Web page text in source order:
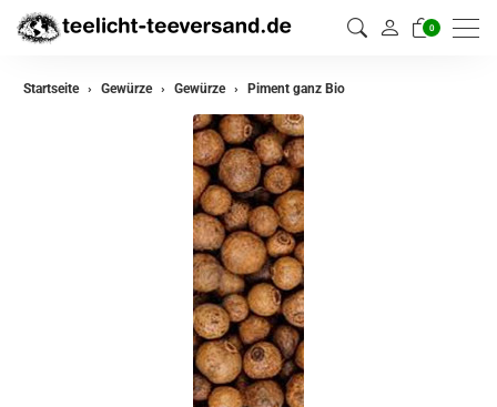
0
zurück
Startseite Gewürze Gewürze Piment ganz Bio